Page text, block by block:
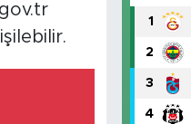
1
2
3
4